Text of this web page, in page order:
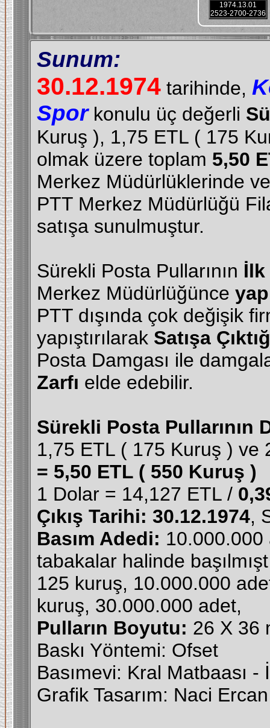
1974.13.01
2523-2700-2736
Sunum:
30.12.1974 tarihinde,
Spor konulu üç değerli
Kuruş ), 1,75 ETL ( 175
olmak üzere toplam 5,50
Merkez Müdürlüklerinde
PTT Merkez Müdürlüğü
satışa sunulmuştur.
Sürekli Posta Pullarının İlk
Merkez Müdürlüğünce
PTT dışında çok değişik
yapıştırılarak Satışa
Posta Damgası ile
Zarfı elde edebilir.
Sürekli Posta Pullarının
1,75 ETL ( 175 Kuruş ) ve
= 5,50 ETL ( 550 Kuruş )
1 Dolar = 14,127 ETL /
Çıkış Tarihi: 30.12.1974,
Basım Adedi:
tabakalar halinde
125 kuruş, 10.000.000
kuruş, 30.000.000 adet,
Pulların Boyutu: 26 X 36
Baskı Yöntemi: Ofset
Basımevi: Kral Matbaası -
Grafik Tasarım: Naci